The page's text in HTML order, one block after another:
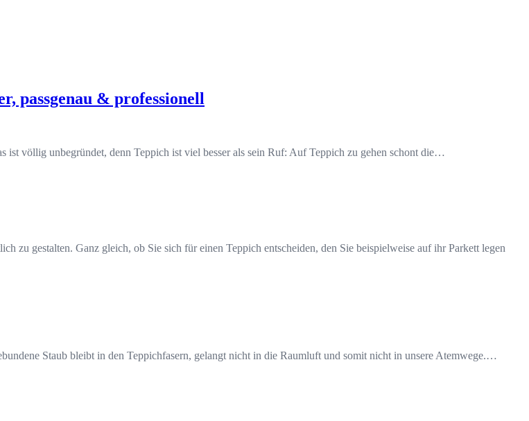
passgenau & professionell
völlig unbegründet, denn Teppich ist viel besser als sein Ruf: Auf Teppich zu gehen schont die…
zu gestalten. Ganz gleich, ob Sie sich für einen Teppich entscheiden, den Sie beispielweise auf ihr Parkett legen
Staub bleibt in den Teppichfasern, gelangt nicht in die Raumluft und somit nicht in unsere Atemwege.…